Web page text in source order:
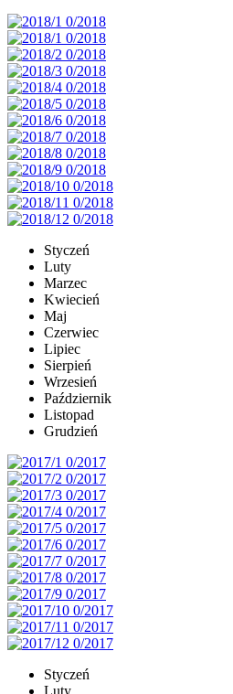
Styczeń
Luty
Marzec
Kwiecień
Maj
Czerwiec
Lipiec
Sierpień
Wrzesień
Październik
Listopad
Grudzień
Styczeń
Luty